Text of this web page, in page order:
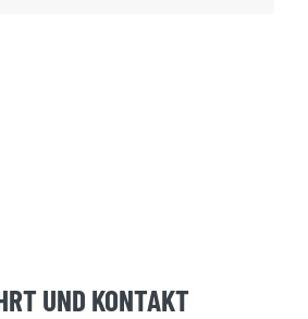
UND KONTAKT